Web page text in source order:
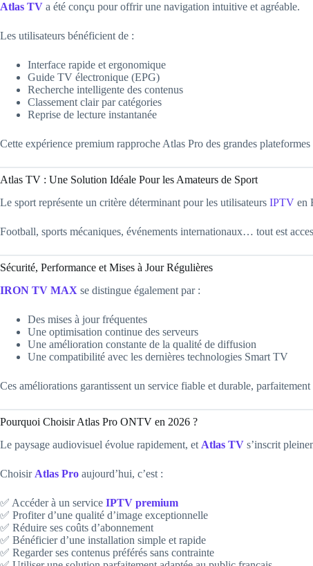
Atlas TV a été conçu pour offrir une navigation intuitive et agréable.
Les utilisateurs bénéficient de :
Interface rapide et ergonomique
Guide TV électronique (EPG)
Recherche intelligente des contenus
Classement clair par catégories
Reprise de lecture instantanée
Cette expérience premium rapproche Atlas Pro des grandes
Atlas TV : Une Solution Idéale Pour les Amateurs de Sport
Le sport représente un critère déterminant pour les utilisateurs IPTV en
Football, sports mécaniques, événements internationaux… tout est
Sécurité, Performance et Mises à Jour Régulières
IRON TV MAX se distingue également par :
Des mises à jour fréquentes
Une optimisation continue des serveurs
Une amélioration constante de la qualité de diffusion
Une compatibilité avec les dernières technologies Smart TV
Ces améliorations garantissent un service fiable et durable,
Pourquoi Choisir Atlas Pro ONTV en 2026 ?
Le paysage audiovisuel évolue rapidement, et Atlas TV s’inscrit
Choisir Atlas Pro aujourd’hui, c’est :
✅ Accéder à un service IPTV premium
✅ Profiter d’une qualité d’image exceptionnelle
✅ Réduire ses coûts d’abonnement
✅ Bénéficier d’une installation simple et rapide
✅ Regarder ses contenus préférés sans contrainte